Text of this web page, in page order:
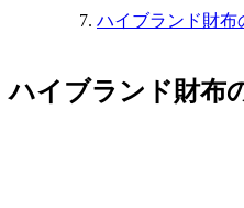
ハイブランド財布
ハイブランド財布